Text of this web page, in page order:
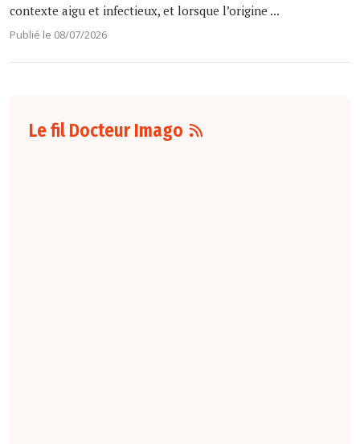
contexte aigu et infectieux, et lorsque l’origine ...
Publié le 08/07/2026
Le fil Docteur Imago